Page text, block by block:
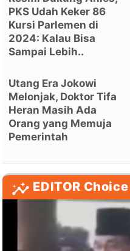
PKS Udah Keker 86
Kursi Parlemen di
2024: Kalau Bisa
Sampai Lebih..
Utang Era Jokowi
Melonjak, Doktor Tifa
Heran Masih Ada
Orang yang Memuja
Pemerintah
EDITOR Choice